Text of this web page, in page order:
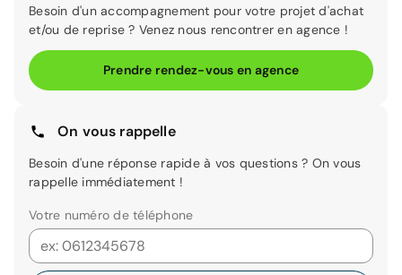
Besoin d'un accompagnement pour votre projet d'achat
et/ou de reprise ? Venez nous rencontrer en agence !
Prendre rendez-vous en agence
On vous rappelle
Besoin d'une réponse rapide à vos questions ? On vous
rappelle immédiatement !
Votre numéro de téléphone